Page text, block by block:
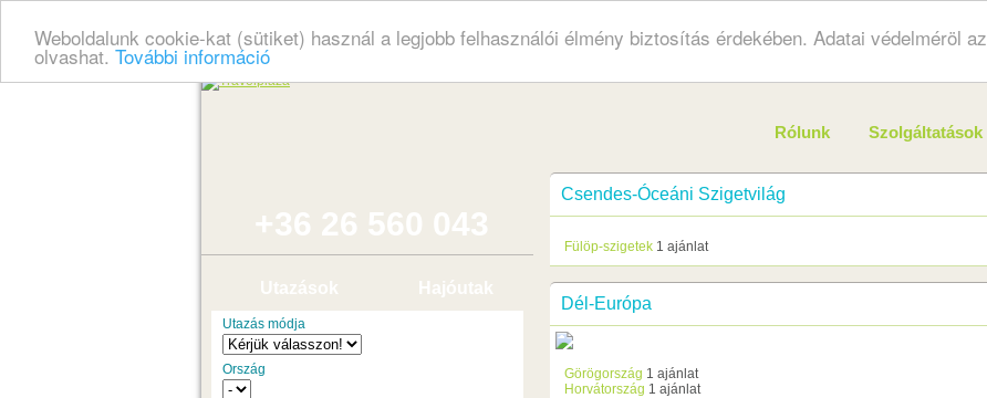
Weboldalunk cookie-kat (sütiket) használ a legjobb felhasználói élmény biztosítás érdekében. Adatai védelméröl az
olvashat. További információ
Rólunk Szolgáltatások
+36 26 560 043
Utazások Hajóutak
Utazás módja
Ország
Csendes-Óceáni Szigetvilág
Fülöp-szigetek 1 ajánlat
Dél-Európa
Görögország 1 ajánlat
Horvátország 1 ajánlat